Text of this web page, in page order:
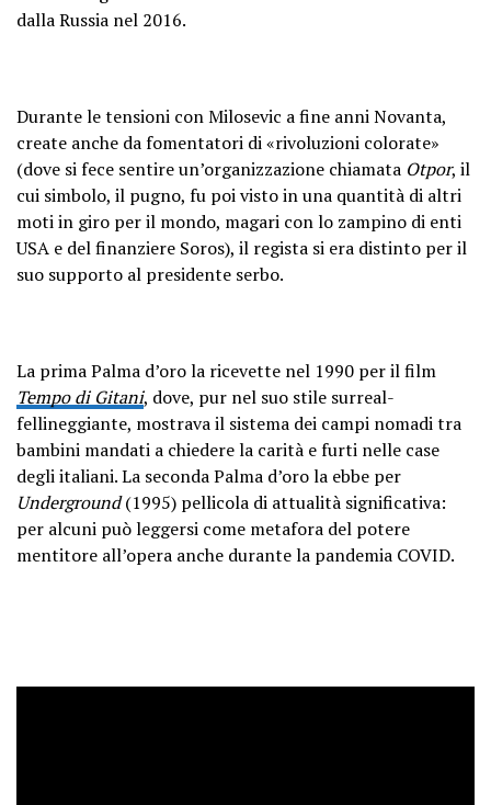
dalla Russia nel 2016.
Durante le tensioni con Milosevic a fine anni Novanta,
create anche da fomentatori di «rivoluzioni colorate»
(dove si fece sentire un’organizzazione chiamata Otpor, il
cui simbolo, il pugno, fu poi visto in una quantità di altri
moti in giro per il mondo, magari con lo zampino di enti
USA e del finanziere Soros), il regista si era distinto per il
suo supporto al presidente serbo.
La prima Palma d’oro la ricevette nel 1990 per il film
Tempo di Gitani, dove, pur nel suo stile surreal-
fellineggiante, mostrava il sistema dei campi nomadi tra
bambini mandati a chiedere la carità e furti nelle case
degli italiani. La seconda Palma d’oro la ebbe per
Underground(1995) pellicola di attualità significativa:
per alcuni può leggersi come metafora del potere
mentitore all’opera anche durante la pandemia COVID.